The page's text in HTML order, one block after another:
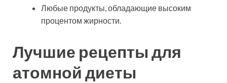
Любые продукты, обладающие высоким
процентом жирности.
Лучшие рецепты для
атомной диеты